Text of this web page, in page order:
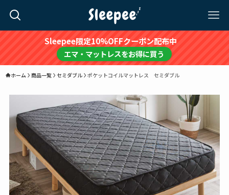
Sleepee限定10%OFFクーポン配布中
エマ・マットレスをお得に買う
ホーム 商品一覧 セミダブル ポケットコイルマットレス セミダブル